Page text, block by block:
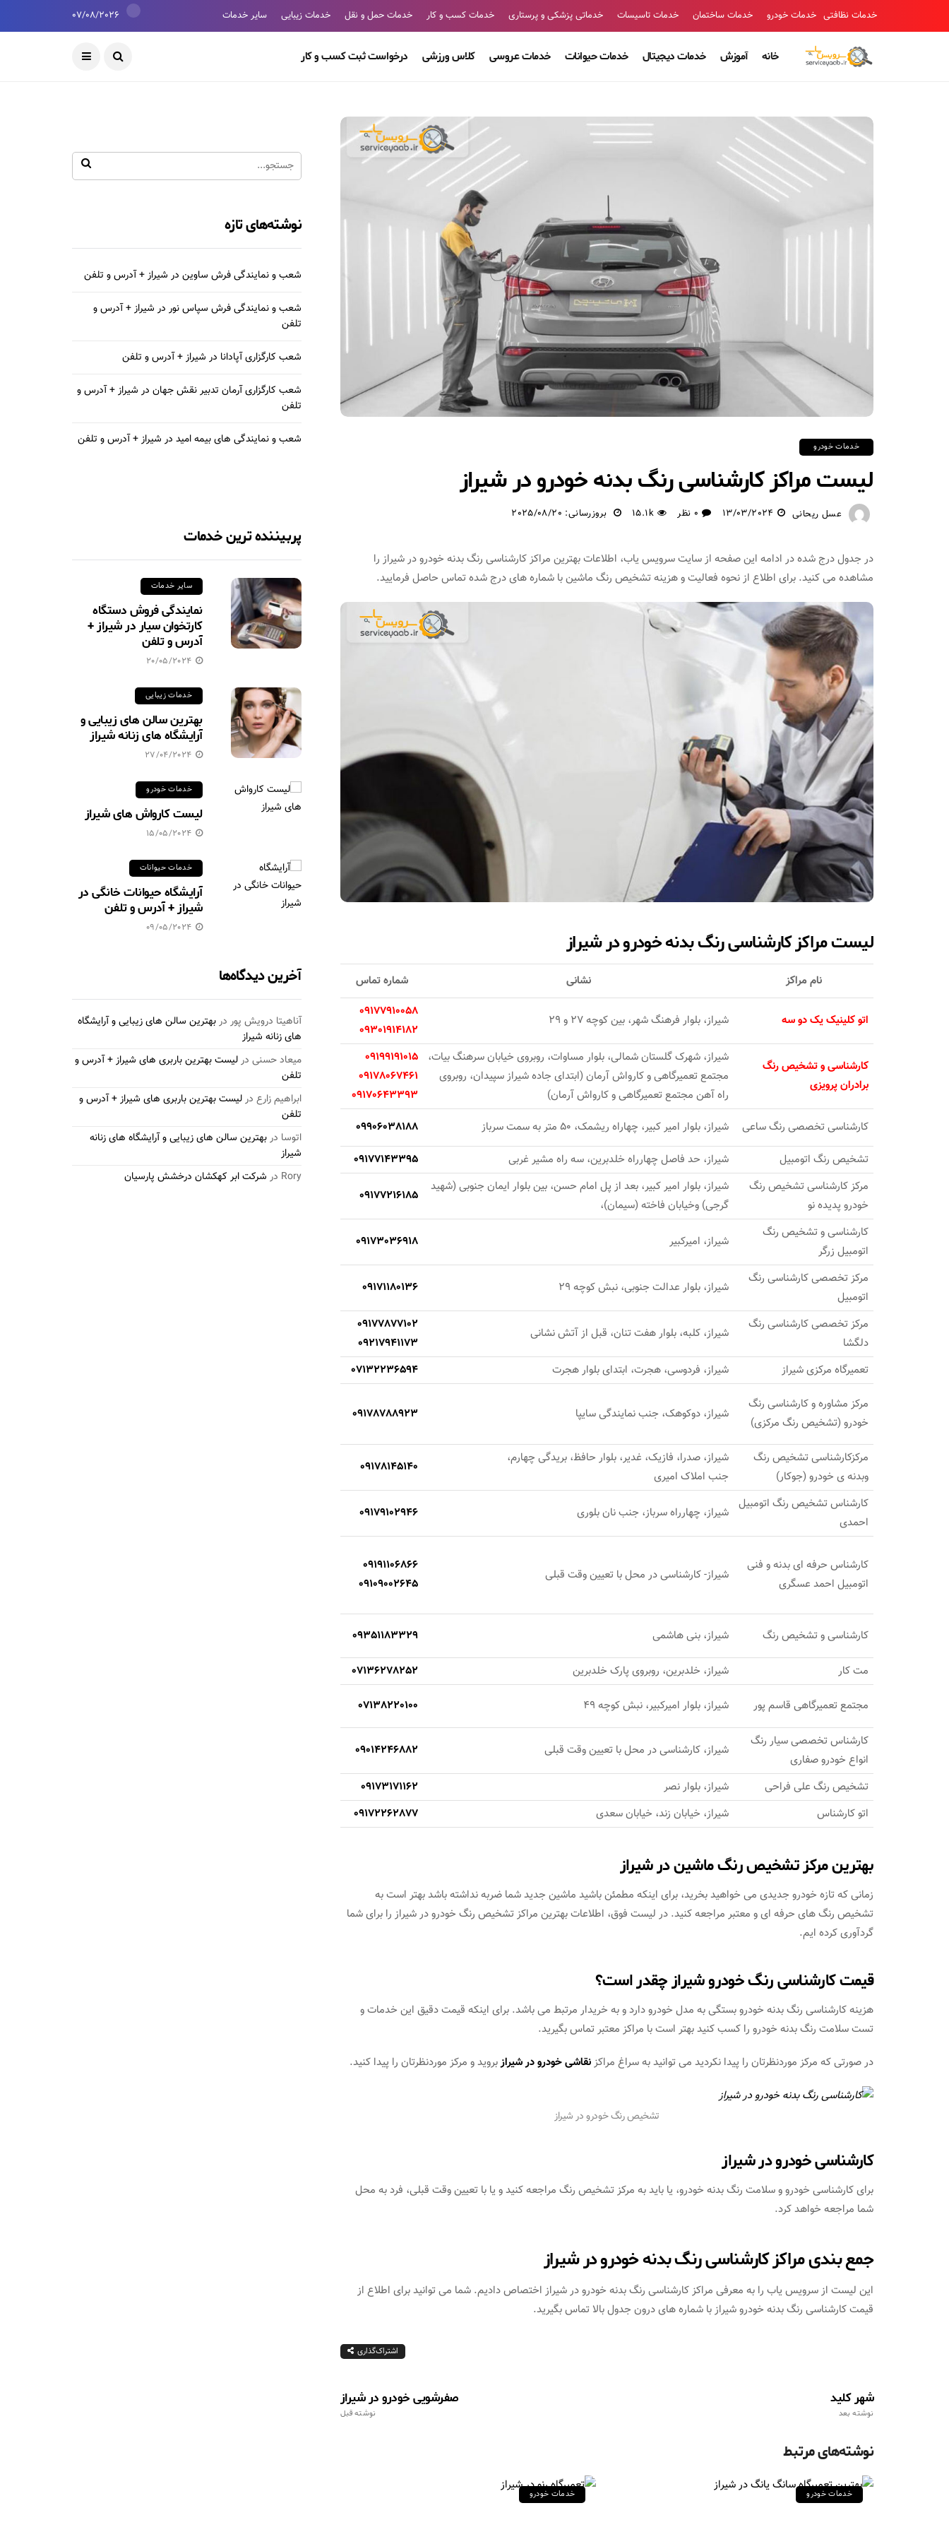
خدمات نظافتی خدمات خودرو خدمات ساختمان خدمات تاسیسات خدماتی پزشکی و پرستاری خدمات کسب و کار خدمات حمل و نقل خدمات زیبایی سایر خدمات 07/08/2026
خانه آموزش خدمات دیجیتال خدمات حیوانات خدمات عروسی کلاس ورزشی درخواست ثبت کسب و کار
خدمات خودرو
لیست مراکز کارشناسی رنگ بدنه خودرو در شیراز
عسل ریحانی 13/03/2024 0 نظر 15.1k بروزرسانی: 2025/08/20
در جدول درج شده در ادامه این صفحه از سایت سرویس یاب، اطلاعات بهترین مراکز کارشناسی رنگ بدنه خودرو در شیراز را
مشاهده می کنید. برای اطلاع از نحوه فعالیت و هزینه تشخیص رنگ ماشین با شماره های درج شده تماس حاصل فرمایید.
لیست مراکز کارشناسی رنگ بدنه خودرو در شیراز
نام مراکز نشانی شماره تماس
اتو کلینیک یک دو سه شیراز، بلوار فرهنگ شهر، بین کوچه 27 و 29
09177910058
09301914182
کارشناسی و تشخیص رنگ
برادران پرویزی
شیراز، شهرک گلستان شمالی، بلوار مساوات، روبروی خیابان سرهنگ بیات،
مجتمع تعمیرگاهی و کارواش آرمان (ابتدای جاده شیراز سپیدان، روبروی
راه آهن مجتمع تعمیرگاهی و کارواش آرمان)
09199191015
09178067461
09170643393
کارشناسی تخصصی رنگ ساعی
شیراز، بلوار امیر کبیر، چهاراه ریشمک، 50 متر به سمت سرباز
09906038188
تشخیص رنگ اتومبیل
شیراز، حد فاصل چهارراه خلدبرین، سه راه مشیر غربی
09177143395
مرکز کارشناسی تشخیص رنگ
خودرو پدیده نو
شیراز، بلوار امیر کبیر، بعد از پل امام حسن، بین بلوار ایمان جنوبی (شهید
گرجی) وخیابان فاخته (سیمان)،
09177216185
کارشناسی و تشخیص رنگ
اتومبیل زرگر
شیراز، امیرکبیر 09173036918
مرکز تخصصی کارشناسی رنگ
اتومبیل
شیراز، بلوار عدالت جنوبی، نبش کوچه 29 09171180136
مرکز تخصصی کارشناسی رنگ
دلگشا
شیراز، کلبه، بلوار هفت تنان، قبل از آتش نشانی
09177877102
09217941173
تعمیرگاه مرکزی شیراز
شیراز، فردوسی، هجرت، ابتدای بلوار هجرت 07132236594
مرکز مشاوره و کارشناسی رنگ
خودرو (تشخیص رنگ مرکزی)
شیراز، دوکوهک، جنب نمایندگی سایپا 09178788923
مرکزکارشناسی تشخیص رنگ
وبدنه ی خودرو (جوکار)
شیراز، صدرا، فازیک، غدیر، بلوار حافظ، بریدگی چهارم،
جنب املاک امیری
09178145140
کارشناس تشخیص رنگ اتومبیل
احمدی
شیراز، چهارراه سرباز، جنب نان بلوری 09179102946
کارشناس حرفه ای بدنه و فنی
اتومبیل احمد عسگری
شیراز- کارشناسی در محل با تعیین وقت قبلی
09191106866
09109002645
کارشناسی و تشخیص رنگ شیراز، بنی هاشمی 09351183329
مت کار شیراز، خلدبرین، روبروی پارک خلدبرین 07136278252
مجتمع تعمیرگاهی قاسم پور شیراز، بلوار امیرکبیر، نبش کوچه 49 07138220100
کارشناس تخصصی سیار رنگ
انواع خودرو صفاری
شیراز، کارشناسی در محل با تعیین وقت قبلی 09014246882
تشخیص رنگ علی فراحی شیراز، بلوار نصر
09173171162
اتو کارشناس
شیراز، خیابان زند، خیابان سعدی 09172262877
بهترین مرکز تشخیص رنگ ماشین در شیراز
زمانی که تازه خودرو جدیدی می خواهید بخرید، برای اینکه مطمئن باشید ماشین جدید شما ضربه نداشته باشد بهتر است به
تشخیص رنگ های حرفه ای و معتبر مراجعه کنید. در لیست فوق، اطلاعات بهترین مراکز تشخیص رنگ خودرو در شیراز را برای شما
گردآوری کرده ایم.
قیمت کارشناسی رنگ خودرو شیراز چقدر است؟
هزینه کارشناسی رنگ بدنه خودرو بستگی به مدل خودرو دارد و به خریدار مرتبط می باشد. برای اینکه قیمت دقیق این خدمات و
تست سلامت رنگ بدنه خودرو را کسب کنید بهتر است با مراکز معتبر تماس بگیرید.
در صورتی که مرکز موردنظرتان را پیدا نکردید می توانید به سراغ مراکزنقاشی خودرو در شیرازبروید و مرکز موردنظرتان را پیدا کنید.
تشخیص رنگ خودرو در شیراز
کارشناسی خودرو در شیراز
برای کارشناسی خودرو و سلامت رنگ بدنه خودرو، یا باید به مرکز تشخیص رنگ مراجعه کنید و یا با تعیین وقت قبلی، فرد به محل
شما مراجعه خواهد کرد.
جمع بندی مراکز کارشناسی رنگ بدنه خودرو در شیراز
این لیست از سرویس یاب را به معرفی مراکز کارشناسی رنگ بدنه خودرو در شیراز اختصاص دادیم. شما می توانید برای اطلاع از
قیمت کارشناسی رنگ بدنه خودرو شیراز با شماره های درون جدول بالا تماس بگیرید.
اشتراک‌گذاری
صفرشویی خودرو در شیراز
نوشته قبل
شهر کلید
نوشته بعد
نوشته‌های مرتبط
خدمات خودرو خدمات خودرو
نوشته‌های تازه
شعب و نمایندگی فرش ساوین در شیراز + آدرس و تلفن
شعب و نمایندگی فرش سپاس نور در شیراز + آدرس و
تلفن
شعب کارگزاری آپادانا در شیراز + آدرس و تلفن
شعب کارگزاری آرمان تدبیر نقش جهان در شیراز + آدرس و
تلفن
شعب و نمایندگی های بیمه امید در شیراز + آدرس و تلفن
پربیننده ترین خدمات
سایر خدمات
نمایندگی فروش دستگاه
کارتخوان سیار در شیراز +
آدرس و تلفن
20/05/2024
خدمات زیبایی
بهترین سالن های زیبایی و
آرایشگاه های زنانه شیراز
27/04/2024
خدمات خودرو
لیست کارواش های شیراز
15/05/2024
خدمات حیوانات
آرایشگاه حیوانات خانگی در
شیراز + آدرس و تلفن
09/05/2024
آخرین دیدگاه‌ها
آناهیتا درویش پور دربهترین سالن های زیبایی و آرایشگاه
های زنانه شیراز
میعاد حسنی درلیست بهترین باربری های شیراز + آدرس و
تلفن
ابراهیم زارع درلیست بهترین باربری های شیراز + آدرس و
تلفن
اتوسا دربهترین سالن های زیبایی و آرایشگاه های زنانه
شیراز
Rory در شرکت ابر کهکشان درخشش پارسیان